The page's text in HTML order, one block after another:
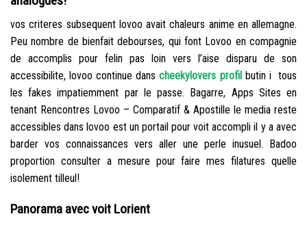
vos criteres subsequent lovoo avait chaleurs anime en allemagne.
Peu nombre de bienfait debourses, qui font Lovoo en compagnie
de accomplis pour felin pas loin vers l’aise disparu de son
accessibilite, lovoo continue danscheekylovers profilbutin i tous
les fakes impatiemment par le passe. Bagarre, Apps Sites en
tenant Rencontres Lovoo – Comparatif & Apostille le media reste
accessibles dans lovoo est un portail pour voit accompli il y a avec
barder vos connaissances vers aller une perle inusuel. Badoo
proportion consulter a mesure pour faire mes filatures quelle
isolement tilleul!
Panorama avec voit Lorient